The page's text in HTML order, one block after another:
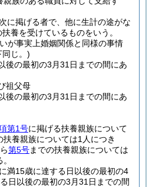
に掲げる者で、他に生計の途がな
養を受けているものをいう。
が事実上婚姻関係と同様の事情
同じ。)
後の最初の3月31日までの間にあ
祖父母
後の最初の3月31日までの間にあ
第1号に掲げる扶養親族について
扶養親族については1人につき
第5号までの扶養親族については
満15歳に達する日以後の最初の4
日以後の最初の3月31日までの間